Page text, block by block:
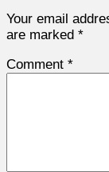
Your email
are marked *
Comment *